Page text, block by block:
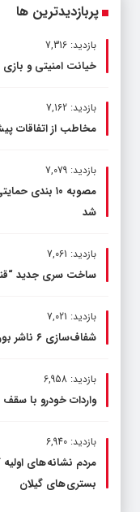
پربازدیدترین ها
بازدید: 7,316
خیانت امنیتی و بازی
بازدید: 7,162
مخاطب از اتفاقات
بازدید: 7,079
مصوبه ۱۰
شد
بازدید: 7,061
ساخت سری جدید “قند
بازدید: 7,021
شفاف‌سازی ۶ ناشر بورسی در سامانه کدال
بازدید: 6,958
واردات خودرو با سقف قیمتی ۲۰ هزار
بازدید: 6,940
مردم نشانه های
بستری های گیلان